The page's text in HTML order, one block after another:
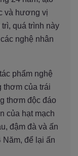
và hương vị
quá trình này
nghệ nhân
phẩm nghệ
thơm của trái
thơm độc đáo
của hạt mạch
đậm đà và ấn
để lại ấn